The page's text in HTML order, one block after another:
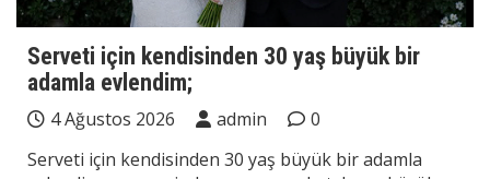
Serveti için kendisinden 30 yaş büyük bir
adamla evlendim;
4 Ağustos 2026 admin
0
Serveti için kendisinden 30 yaş büyük bir adamla